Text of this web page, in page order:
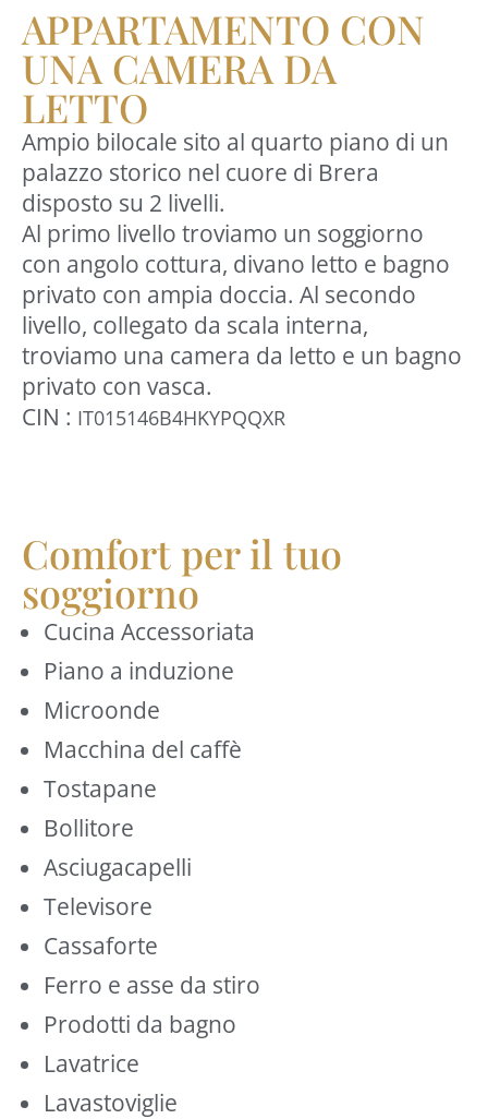
APPARTAMENTO CON
UNA CAMERA DA
LETTO
Ampio bilocale sito al quarto piano di un
palazzo storico nel cuore di Brera
disposto su 2 livelli.
Al primo livello troviamo un soggiorno
con angolo cottura, divano letto e bagno
privato con ampia doccia. Al secondo
livello, collegato da scala interna,
troviamo una camera da letto e un bagno
privato con vasca.
CIN : IT015146B4HKYPQQXR
Comfort per il tuo
soggiorno
Cucina Accessoriata
Piano a induzione
Microonde
Macchina del caffè
Tostapane
Bollitore
Asciugacapelli
Televisore
Cassaforte
Ferro e asse da stiro
Prodotti da bagno
Lavatrice
Lavastoviglie